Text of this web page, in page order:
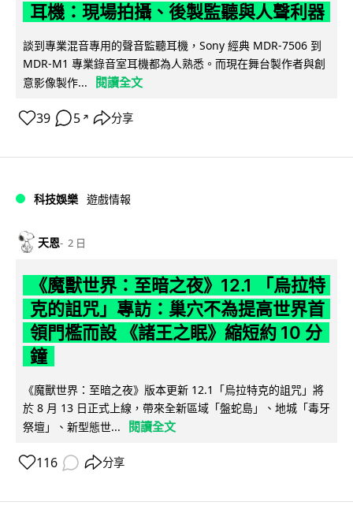
耳機：現場拍攝、後製監聽與人聲利器
談到專業混音專用的聲音監聽耳機，Sony 經典 MDR-7506 到
MDR-M1 專業錄音室耳機都為人熟悉。而現在舞台製作者與創
意影像製作...
閱讀全文
39 5 ↗ 分享
科技娛樂 遊戲情報
天恩 2 日
《魔獸世界：至暗之夜》12.1 「烏拉特
克的詛咒」專訪：巢穴不為提高世界首
領門檻而設 《諸王之眠》縮短約 10 分
鐘
《魔獸世界：至暗之夜》版本更新 12.1「烏拉特克的詛咒」將
於 8 月 13 日正式上線，帶來全新區域「盤蛇島」、地城「毒牙
祭壇」、新型態世...
閱讀全文
116 分享